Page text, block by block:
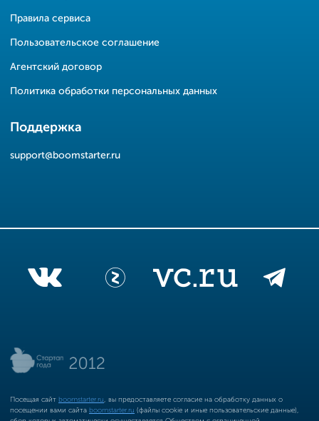
Правила сервиса
Пользовательское соглашение
Агентский договор
Политика обработки персональных данных
Поддержка
support@boomstarter.ru
Посещая сайт boomstarter.ru , вы предоставляете согласие на обработку данных о
посещении вами сайта boomstarter.ru (файлы cookie и иные пользовательские данные),